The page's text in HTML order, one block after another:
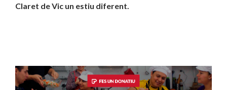
Claret de Vic un estiu diferent.